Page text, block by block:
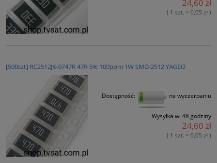
24,60 zł
( 1 szt. = 0,05 zł )
[500szt] RC2512JK-0747R 47R 5% 100ppm 1W SMD-2512 YAGEO
Dostępność: na wyczerpaniu
Wysyłka w: 48 godziny
24,60 zł
( 1 szt. = 0,05 zł )